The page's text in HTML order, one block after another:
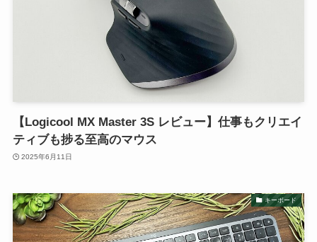
【Logicool MX Master 3S レビュー】仕事もクリエイ
ティブも捗る至高のマウス
2025年6月11日
キーボード